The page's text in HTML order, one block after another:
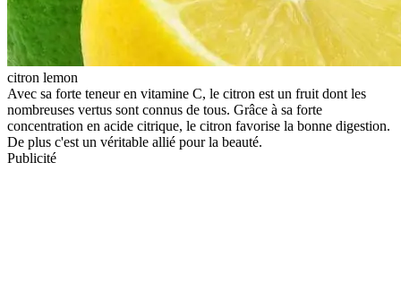
citron lemon
Avec sa forte teneur en vitamine C, le citron est un fruit dont les
nombreuses vertus sont connus de tous. Grâce à sa forte
concentration en acide citrique, le citron favorise la bonne digestion.
De plus c'est un véritable allié pour la beauté.
Publicité